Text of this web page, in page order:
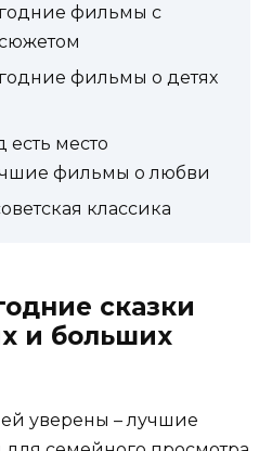
фильмы с
фильмы о детях
место
фильмы о любви
классика
сказки
и больших
уверены – лучшие